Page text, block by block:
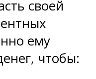
своей
ему
чтобы: